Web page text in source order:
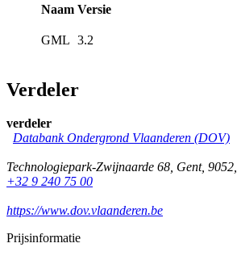
Naam Versie
GML 3.2
Verdeler
verdeler
Databank Ondergrond Vlaanderen (DOV)
Technologiepark-Zwijnaarde 68, Gent, 9052,
+32 9 240 75 00
https://www.dov.vlaanderen.be
Prijsinformatie